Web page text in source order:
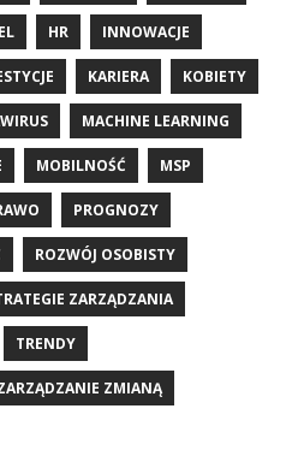
HR INNOWACJE
KARIERA KOBIETY
MACHINE LEARNING
MOBILNOŚĆ MSP
PROGNOZY
ROZWÓJ OSOBISTY
ZARZĄDZANIA
TRENDY
ZMIANĄ